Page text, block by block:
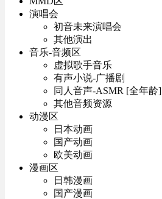
演唱会
初音未来演唱会
其他演出
音乐-音频区
虚拟歌手音乐
有声小说-广播剧
同人音声-ASMR [全年龄]
其他音频资源
动漫区
日本动画
国产动画
欧美动画
漫画区
日韩漫画
国产漫画